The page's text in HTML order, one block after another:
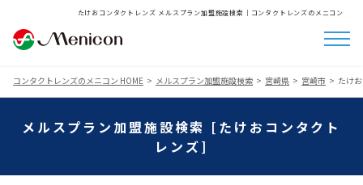
たけおコンタクトレンズ メルスプラン加盟施設検索│コンタクトレンズのメニコン
コンタクトレンズのメニコン HOME メルスプラン加盟施設検索 宮崎県 宮崎市 たけ
メルスプラン加盟施設検索 [たけおコンタクト
レンズ]